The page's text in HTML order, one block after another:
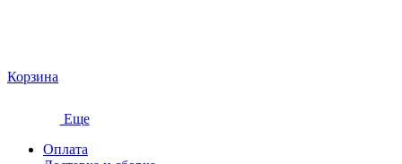
Корзина
Еще
Оплата